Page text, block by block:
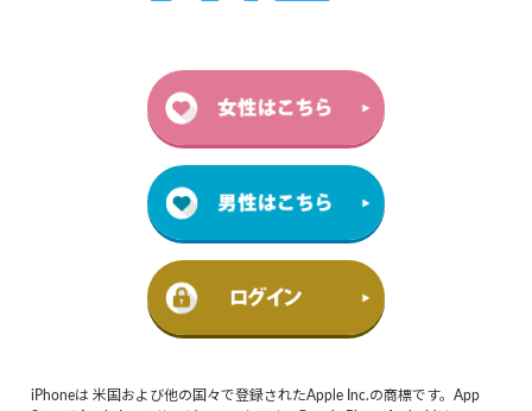
iPhoneは 米国および他の国々で登録されたApple Inc.の商標です。App